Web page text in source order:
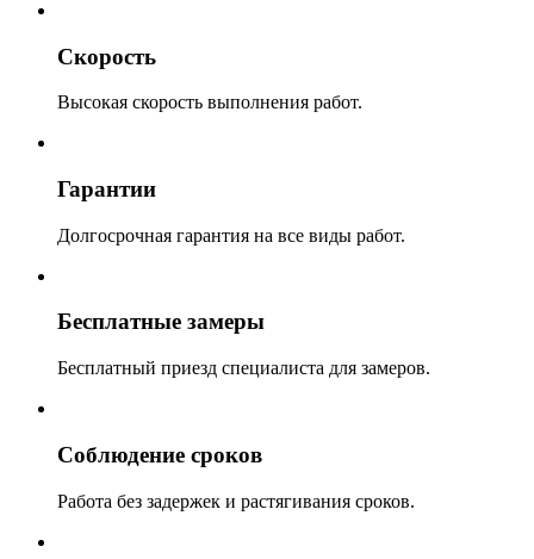
Скорость
Высокая скорость выполнения работ.
Гарантии
Долгосрочная гарантия на все виды работ.
Бесплатные замеры
Бесплатный приезд специалиста для замеров.
Соблюдение сроков
Работа без задержек и растягивания сроков.